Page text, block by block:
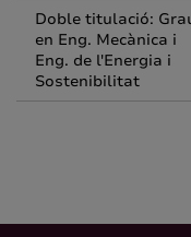
Doble titulació:
en Eng. Mecànica i
Eng. de l'Energia i
Sostenibilitat